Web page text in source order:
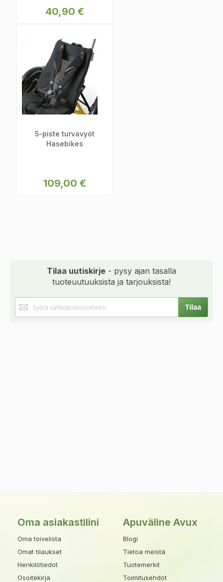
40,90 €
5-piste turvavyöt
Hasebikes
109,00 €
Tilaa uutiskirje - pysy ajan tasalla
tuoteuutuuksista ja tarjouksista!
uutiskirjeemme:
Tilaa
Oma asiakastilini
Oma toivelista
Omat tilaukset
Henkilötiedot
Osoitekirja
Apuväline Avux
Blogi
Tietoa meistä
Tuotemerkit
Toimitusehdot